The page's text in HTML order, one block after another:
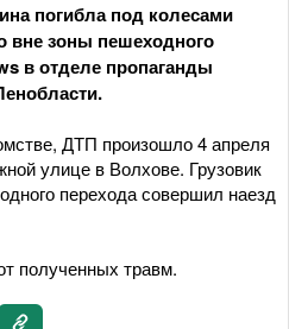
погибла под колесами
вне зоны пешеходного
в отделе пропаганды
ДТП произошло 4 апреля
улице в Волхове. Грузовик
перехода совершил наезд
полученных травм.